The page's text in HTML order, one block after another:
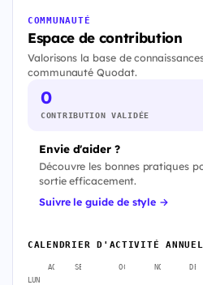
COMMUNAUTÉ
Espace de contribution
Valorisons la base de
communauté Quodat.
0
CONTRIBUTION VALIDÉE
Envie d'aider ?
Découvre les bonnes pratiques
sortie efficacement.
Suivre le guide de style →
CALENDRIER D'ACTIVITÉ ANNUEL
AOÛT SEPT. OCT. NOV. DÉC.
LUN